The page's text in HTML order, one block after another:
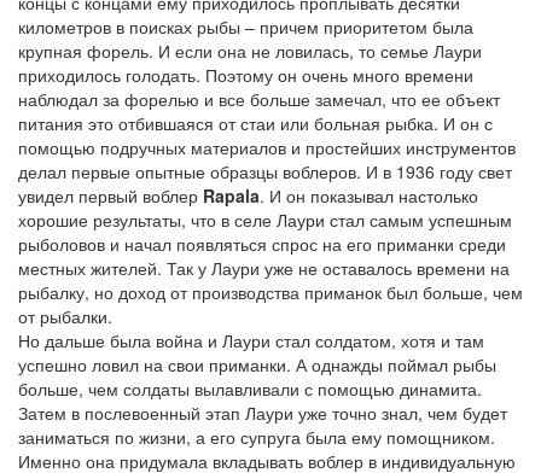
километров в поисках рыбы – причем приоритетом была
крупная форель. И если она не ловилась, то семье Лаури
приходилось голодать. Поэтому он очень много времени
наблюдал за форелью и все больше замечал, что ее объект
питания это отбившаяся от стаи или больная рыбка. И он с
помощью подручных материалов и простейших инструментов
делал первые опытные образцы воблеров. И в 1936 году свет
увидел первый воблер Rapala. И он показывал настолько
хорошие результаты, что в селе Лаури стал самым успешным
рыболовов и начал появляться спрос на его приманки среди
местных жителей. Так у Лаури уже не оставалось времени на
рыбалку, но доход от производства приманок был больше, чем
от рыбалки.
Но дальше была война и Лаури стал солдатом, хотя и там
успешно ловил на свои приманки. А однажды поймал рыбы
больше, чем солдаты вылавливали с помощью динамита.
Затем в послевоенный этап Лаури уже точно знал, чем будет
заниматься по жизни, а его супруга была ему помощником.
Именно она придумала вкладывать воблер в индивидуальную